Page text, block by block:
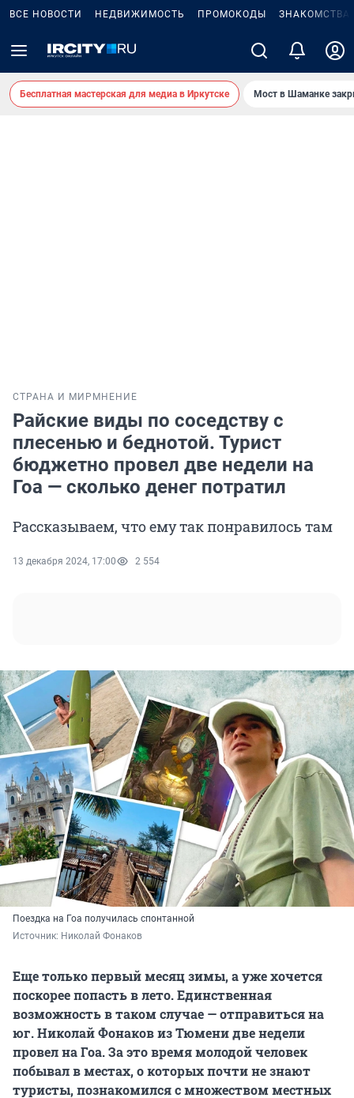
ВСЕ НОВОСТИ НЕДВИЖИМОСТЬ ПРОМОКОДЫ ЗНАКОМСТВА
Бесплатная мастерская для медиа в Иркутске Мост в Шаманке
СТРАНА И МИР МНЕНИЕ
Райские виды по соседству с
плесенью и беднотой. Турист
бюджетно провел две недели на
Гоа — сколько денег потратил
Рассказываем, что ему так понравилось там
13 декабря 2024, 17:00 2 554
Поездка на Гоа получилась спонтанной
Источник: Николай Фонаков
Еще только первый месяц зимы, а уже хочется
поскорее попасть в лето. Единственная
возможность в таком случае — отправиться на
юг. Николай Фонаков из Тюмени две недели
провел на Гоа. За это время молодой человек
побывал в местах, о которых почти не знают
туристы, познакомился с множеством местных